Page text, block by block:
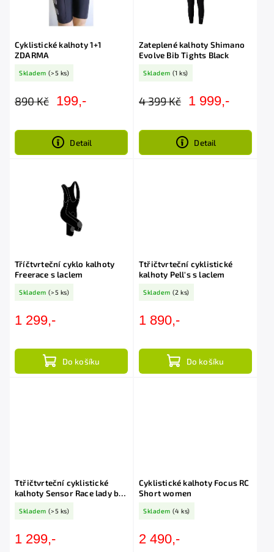
Cyklistické kalhoty 1+1
ZDARMA
Skladem (>5 ks)
890 Kč 199,-
Detail
Zateplené kalhoty Shimano
Evolve Bib Tights Black
Skladem (1 ks)
4 399 Kč 1 999,-
Detail
Tříčtvrteční cyklo kalhoty
Freerace s laclem
Skladem (>5 ks)
1 299,-
Do košíku
Ttřičtvrteční cyklistické
kalhoty Pell's s laclem
Skladem (2 ks)
1 890,-
Do košíku
Ttřičtvrteční cyklistické
kalhoty Sensor Race lady bez
Skladem (>5 ks)
1 299,-
Cyklistické kalhoty Focus RC
Short women
Skladem (4 ks)
2 490,-